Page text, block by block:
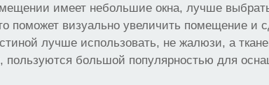
имеет небольшие окна, лучше
поможет визуально увеличить помещение и
лучше использовать, не жалюзи, а
пользуются большой популярностью для